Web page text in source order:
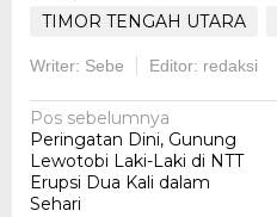
TIMOR TENGAH UTARA
Writer: Sebe Editor: redaksi
Navigasi
pos
Pos sebelumnya
Peringatan Dini, Gunung
Lewotobi Laki-Laki di NTT
Erupsi Dua Kali dalam
Sehari